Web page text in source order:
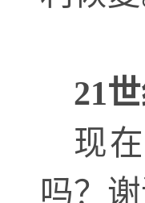
21
现
吗？谢